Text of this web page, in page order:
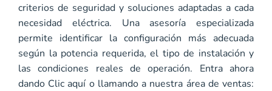
criterios de seguridad y soluciones adaptadas a cada
necesidad eléctrica. Una asesoría especializada
permite identificar la configuración más adecuada
según la potencia requerida, el tipo de instalación y
las condiciones reales de operación. Entra ahora
dando Clic aquí o llamando a nuestra área de ventas: